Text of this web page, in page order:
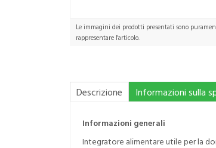
Le immagini dei prodotti presentati sono
rappresentare l'articolo.
Descrizione Informazioni sulla
Informazioni generali
Integratore alimentare utile per la